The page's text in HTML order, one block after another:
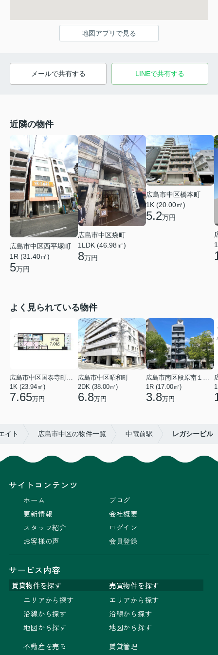
地図アプリで見る
メールで共有する LINEで共有する
近隣の物件
広島市中区西平塚町
1R (31.40㎡)
5万円
広島市中区袋町
1LDK (46.98㎡)
8万円
広島市中区橋本町
1K (20.00㎡)
5.2万円
よく見られている物件
広島市中区国泰寺町２丁目
1K (23.94㎡)
7.65万円
広島市中区昭和町
2DK (38.00㎡)
6.8万円
広島市南区段原南１丁目
1R (17.00㎡)
3.8万円
イト 広島市中区の物件一覧 中電前駅 レガシービル
サイトコンテンツ
ホーム
更新情報
スタッフ紹介
お客様の声
ブログ
会社概要
ログイン
会員登録
サービス内容
賃貸物件を探す
売買物件を探す
エリアから探す
沿線から探す
地図から探す
不動産を売る
エリアから探す
沿線から探す
地図から探す
賃貸管理